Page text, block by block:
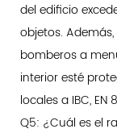
del edificio
objetos.
bomberos a
interior esté
locales a IBC, EN
Q5: ¿Cuál es el